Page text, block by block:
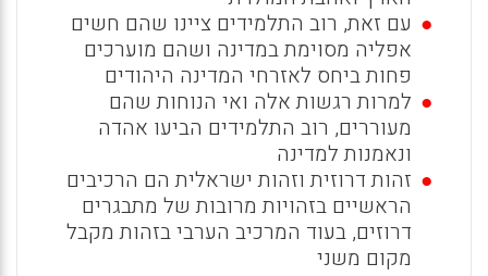
עם זאת, רוב התלמידים ציינו שהם חשים
אפליה מסוימת במדינה ושהם מוערכים
פחות ביחס לאזרחי המדינה היהודים
למרות רגשות אלה ואי הנוחות שהם
מעוררים, רוב התלמידים הביעו אהדה
ונאמנות למדינה
זהות דרוזית וזהות ישראלית הם הרכיבים
הראשיים בזהויות מרובות של מתבגרים
דרוזים, בעוד המרכיב הערבי בזהות מקבל
מקום משני